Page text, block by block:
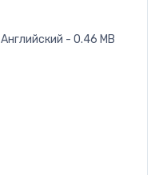
Английский - 0.46 MB